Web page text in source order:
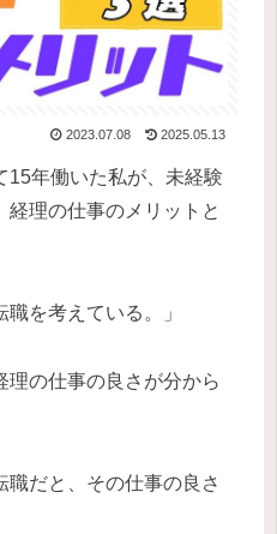
2023.07.08 2025.05.13
15年働いた私が、未経験
経理の仕事のメリットと
職を考えている。」
理の仕事の良さが分から
だと、その仕事の良さ